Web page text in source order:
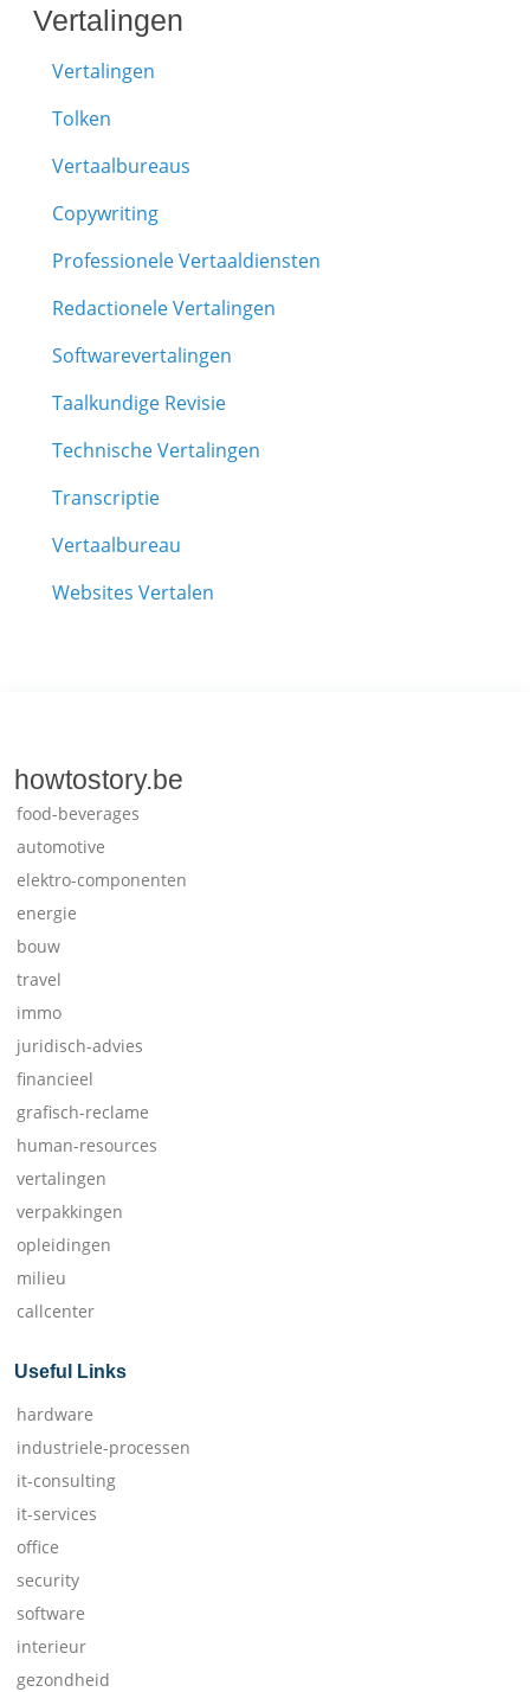
Vertalingen
Vertalingen
Tolken
Vertaalbureaus
Copywriting
Professionele Vertaaldiensten
Redactionele Vertalingen
Softwarevertalingen
Taalkundige Revisie
Technische Vertalingen
Transcriptie
Vertaalbureau
Websites Vertalen
howtostory.be
food-beverages
automotive
elektro-componenten
energie
bouw
travel
immo
juridisch-advies
financieel
grafisch-reclame
human-resources
vertalingen
verpakkingen
opleidingen
milieu
callcenter
Useful Links
hardware
industriele-processen
it-consulting
it-services
office
security
software
interieur
gezondheid